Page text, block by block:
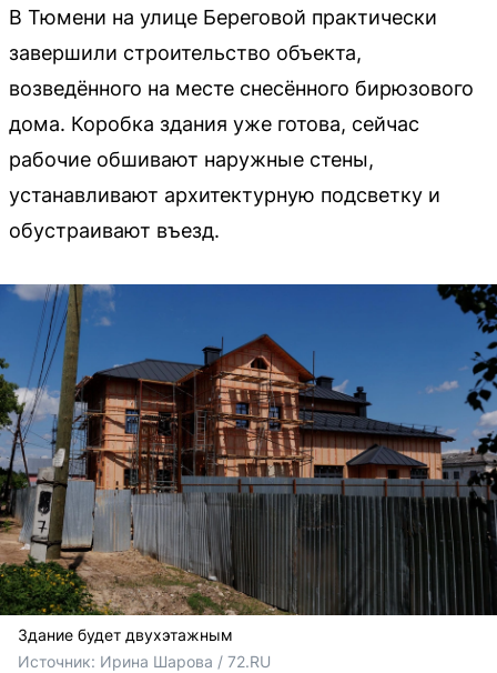
В Тюмени на улице Береговой практически
завершили строительство объекта,
возведённого на месте снесённого бирюзового
дома. Коробка здания уже готова, сейчас
рабочие обшивают наружные стены,
устанавливают архитектурную подсветку и
обустраивают въезд.
Здание будет двухэтажным
Источник: Ирина Шарова / 72.RU